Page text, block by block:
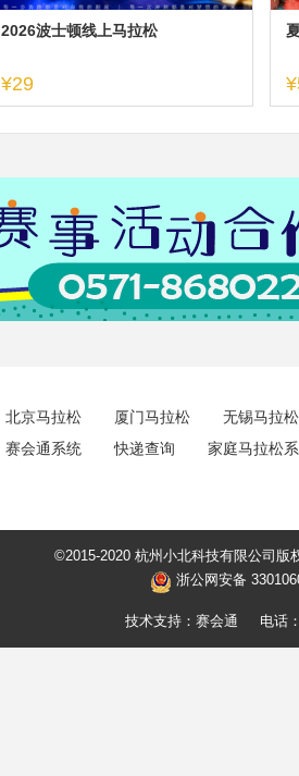
2026波士顿线上马拉松
¥29
北京马拉松 厦门马拉松 无锡马拉松
赛会通系统 快递查询 家庭马拉松
©2015-2020 杭州小北科技有限公司版
浙公网安备
技术支持：赛会通 电话：